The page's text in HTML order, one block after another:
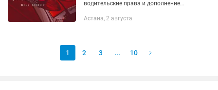
водительские права и дополнение
правам. Этот формат обучения
Астана, 2 августа
1 2 3 ... 10